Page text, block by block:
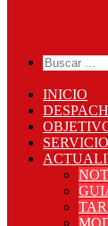
INICIO